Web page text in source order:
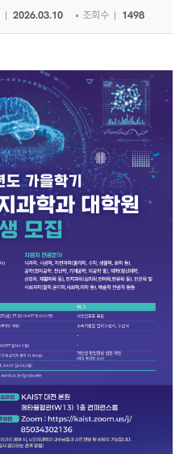
2026.03.10 조회수 1498